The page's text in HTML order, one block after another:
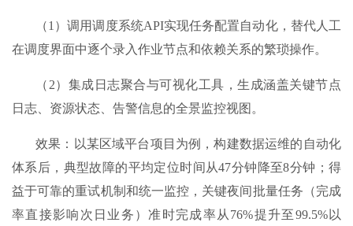
（1）调用调度系统API实现任务配置自动化，替代人工
在调度界面中逐个录入作业节点和依赖关系的繁琐操作。
（2）集成日志聚合与可视化工具，生成涵盖关键节点
日志、资源状态、告警信息的全景监控视图。​
效果：以某区域平台项目为例，构建数据运维的自动化
体系后，典型故障的平均定位时间从47分钟降至8分钟；得
益于可靠的重试机制和统一监控，关键夜间批量任务（完成
率直接影响次日业务）准时完成率从76%提升至99.5%以